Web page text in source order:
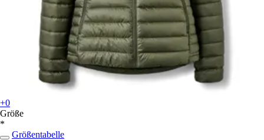
+0
Größe
*
Größentabelle